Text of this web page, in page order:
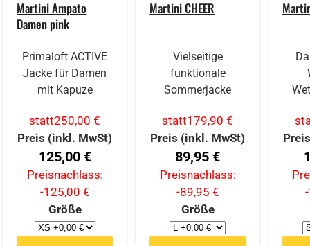
Martini Ampato
Damen pink
Primaloft ACTIVE
Jacke für Damen
mit Kapuze
statt250,00 €
Preis (inkl. MwSt)
125,00 €
Preisnachlass:
-125,00 €
Größe
Martini CHEER
Vielseitige
funktionale
Sommerjacke
statt179,90 €
Preis (inkl. MwSt)
89,95 €
Preisnachlass:
-89,95 €
Größe